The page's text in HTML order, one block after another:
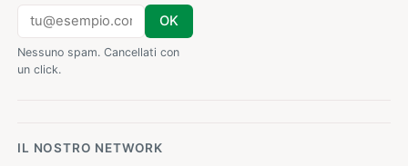
OK
Nessuno spam. Cancellati con
un click.
IL NOSTRO NETWORK